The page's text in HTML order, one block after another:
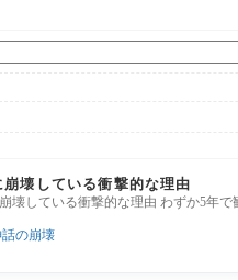
壊している衝撃的な理由
壊している衝撃的な理由 わずか5年で
の崩壊